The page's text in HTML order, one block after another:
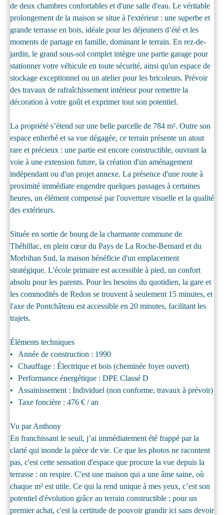
de deux chambres confortables et d'une salle d'eau. Le véritable
prolongement de la maison se situe à l'extérieur : une superbe et
grande terrasse en bois, idéale pour les déjeuners d’été et les
moments de partage en famille, dominant le terrain. En rez-de-
jardin, le grand sous-sol complet intègre une partie garage pour
stationner votre véhicule en toute sécurité, ainsi qu'un espace de
stockage exceptionnel ou un atelier pour les bricoleurs. Prévoir
des travaux de rafraîchissement intérieur pour remettre la
décoration à votre goût et exprimer tout son potentiel.
La propriété s’étend sur une belle parcelle de 784 m². Outre son
espace enherbé et sa vue dégagée, ce terrain présente un atout
rare et précieux : une partie est encore constructible, ouvrant la
voie à une extension future, la création d'un aménagement
indépendant ou d'un projet annexe. La présence d'une route à
proximité immédiate engendre quelques passages à certaines
heures, un élément compensé par l'ouverture visuelle et la qualité
des extérieurs.
Située en sortie de bourg de la charmante commune de
Théhillac, en plein cœur du Pays de La Roche-Bernard et du
Morbihan Sud, la maison bénéficie d'un emplacement
stratégique. L'école primaire est accessible à pied, un confort
absolu pour les parents. Pour les besoins du quotidien, la gare et
les commodités de Redon se trouvent à seulement 15 minutes, et
l'axe de Pontchâteau est accessible en 20 minutes, facilitant les
trajets.
Éléments techniques
Année de construction : 1990
Chauffage : Électrique et bois (cheminée foyer ouvert)
Performance énergétique : DPE Classé D
Assainissement : Individuel (non conforme, travaux à prévoir)
Taxe foncière : 476 € / an
Vu par Anthony
En franchissant le seuil, j’ai immédiatement été frappé par la
clarté qui inonde la pièce de vie. Ce que les photos ne racontent
pas, c'est cette sensation d'espace que procure la vue depuis la
terrasse : on respire. C'est une maison qui a une âme saine, où
chaque m² est utile. Ce qui la rend unique à mes yeux, c’est son
potentiel d'évolution grâce au terrain constructible ; pour un
premier achat, c'est la certitude de pouvoir grandir ici sans devoir